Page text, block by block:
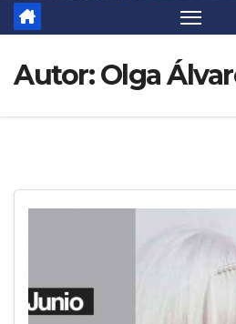
Autor:Olga